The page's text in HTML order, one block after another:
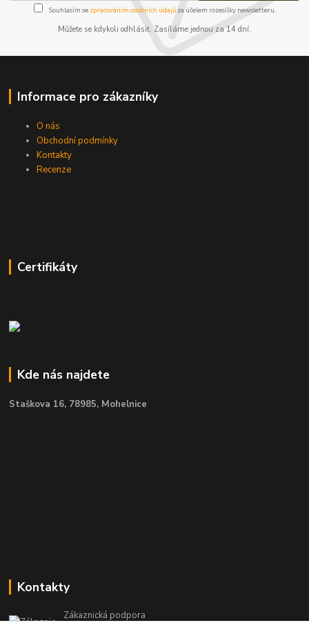
Souhlasím se zpracováním osobních údajůza účelem rozesílky newsletteru.
Můžete se kdykoli odhlásit. Zasíláme jednou za 14 dní.
Informace pro zákazníky
O nás
Obchodní podmínky
Kontakty
Recenze
Certifikáty
Kde nás najdete
Staškova 16, 78985, Mohelnice
Kontakty
Zákaznická podpora